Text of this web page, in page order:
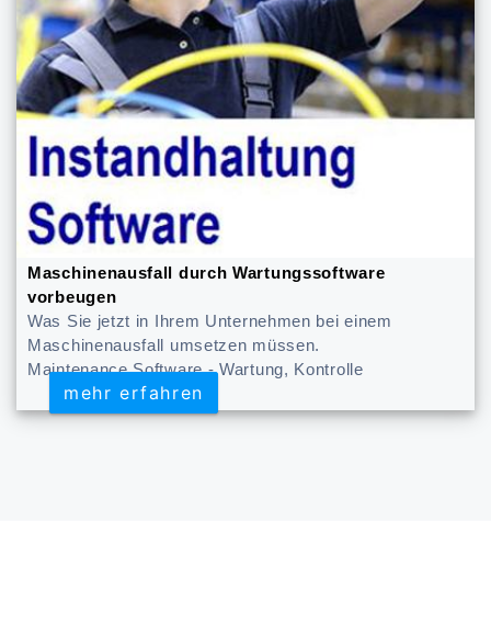
Maschinenausfall durch Wartungssoftware
vorbeugen
Was Sie jetzt in Ihrem Unternehmen bei einem
Maschinenausfall umsetzen müssen.
Maintenance Software - Wartung, Kontrolle
mehr erfahren
mehr erfahren